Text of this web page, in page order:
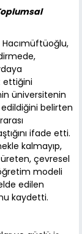
ettiğini
üniversitenin
belirten
ifade etti.
kalmayıp,
çevresel
modeli
edilen
kaydetti.